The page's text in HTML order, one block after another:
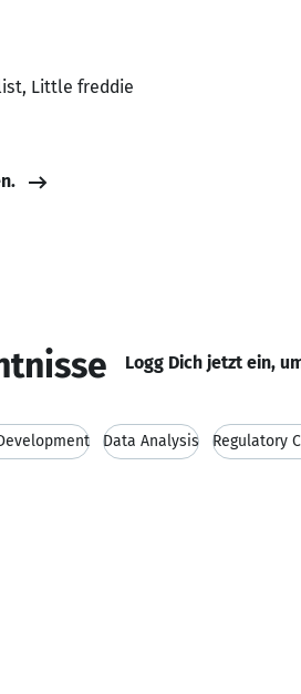
Little freddie
Logg Dich jetzt ein,
Data Analysis Regulatory